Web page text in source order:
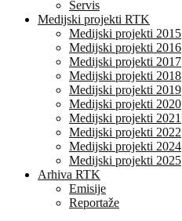
Servis
Medijski projekti RTK
Medijski projekti 2015
Medijski projekti 2016
Medijski projekti 2017
Medijski projekti 2018
Medijski projekti 2019
Medijski projekti 2020
Medijski projekti 2021
Medijski projekti 2022
Medijski projekti 2024
Medijski projekti 2025
Arhiva RTK
Emisije
Reportaže